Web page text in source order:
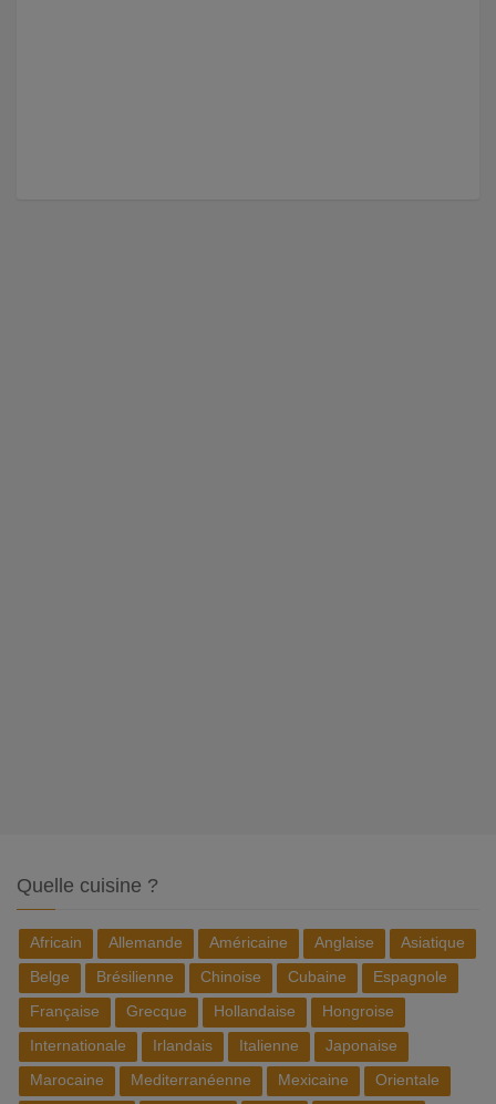
Quelle cuisine ?
Africain Allemande Américaine Anglaise
Asiatique
Belge
Brésilienne Chinoise Cubaine
Espagnole
Française
Grecque Hollandaise
Hongroise
Internationale
Irlandais Italienne
Japonaise
Marocaine
Mediterranéenne Mexicaine
Orientale